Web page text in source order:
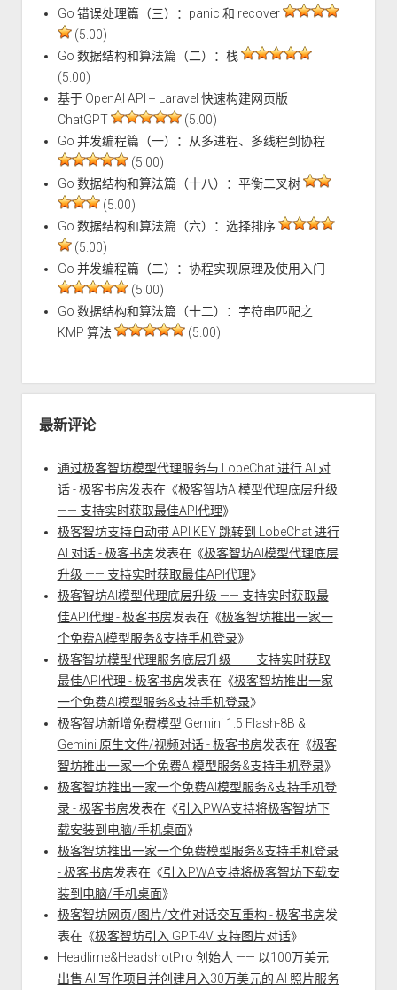
Go 错误处理篇（三）：panic 和 recover
(5.00)
Go 数据结构和算法篇（二）：栈
(5.00)
基于 OpenAI API + Laravel 快速构建网页版
ChatGPT
(5.00)
Go 并发编程篇（一）：从多进程、多线程到协程
(5.00)
Go 数据结构和算法篇（十八）：平衡二叉树
(5.00)
Go 数据结构和算法篇（六）：选择排序
(5.00)
Go 并发编程篇（二）：协程实现原理及使用入门
(5.00)
Go 数据结构和算法篇（十二）：字符串匹配之
KMP 算法
(5.00)
最新评论
通过极客智坊模型代理服务与 LobeChat 进行 AI 对
话 - 极客书房发表在《极客智坊AI模型代理底层升级
—— 支持实时获取最佳API代理》
极客智坊支持自动带 API KEY 跳转到 LobeChat 进行
AI 对话 - 极客书房发表在《极客智坊AI模型代理底层
升级 —— 支持实时获取最佳API代理》
极客智坊AI模型代理底层升级 —— 支持实时获取最
佳API代理 - 极客书房发表在《极客智坊推出一家一
个免费AI模型服务&支持手机登录》
极客智坊模型代理服务底层升级 —— 支持实时获取
最佳API代理 - 极客书房发表在《极客智坊推出一家
一个免费AI模型服务&支持手机登录》
极客智坊新增免费模型 Gemini 1.5 Flash-8B &
Gemini 原生文件/视频对话 - 极客书房发表在《极客
智坊推出一家一个免费AI模型服务&支持手机登录》
极客智坊推出一家一个免费AI模型服务&支持手机登
录 - 极客书房发表在《引入PWA支持将极客智坊下
载安装到电脑/手机桌面》
极客智坊推出一家一个免费模型服务&支持手机登录
- 极客书房发表在《引入PWA支持将极客智坊下载安
装到电脑/手机桌面》
极客智坊网页/图片/文件对话交互重构 - 极客书房发
表在《极客智坊引入 GPT-4V 支持图片对话》
Headlime&HeadshotPro 创始人 —— 以100万美元
出售 AI 写作项目并创建月入30万美元的 AI 照片服务